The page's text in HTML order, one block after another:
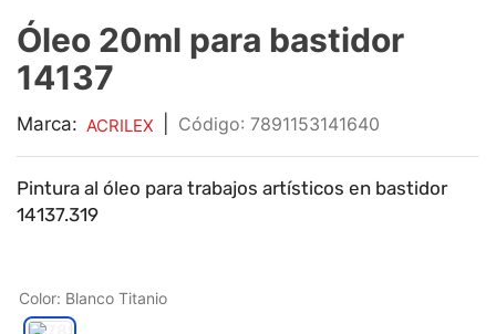
Óleo 20ml para bastidor
14137
Marca: ACRILEX : 7891153141640
Pintura al óleo para trabajos artísticos en bastidor
14137.319
Color: Blanco Titanio
5
mouse
6
marcadores
7.
audifonos
8.
teclado
9.
impresora